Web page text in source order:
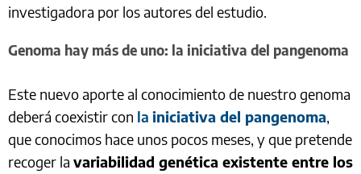
investigadora por los autores del estudio.
Genoma hay más de uno: la iniciativa del pangenoma
Este nuevo aporte al conocimiento de nuestro genoma
deberá coexistir con la iniciativa del pangenoma,
que conocimos hace unos pocos meses, y que pretende
recoger la variabilidad genética existente entre los